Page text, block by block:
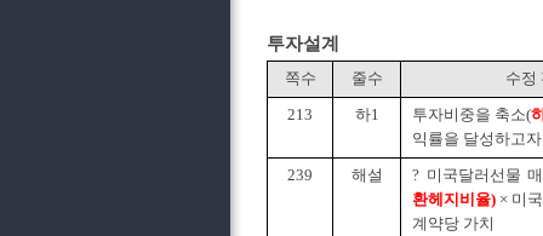
투자설계
쪽수 줄수
수정
213
하1 투자비중을 축소(
익률을 달성하고
239
해설
? 미국달러선물
환헤지비율) × 미
계약당 가치